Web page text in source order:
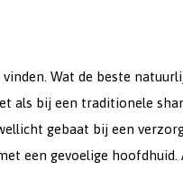
Wat de beste
als bij een traditionele
gebaat bij een
een gevoelige hoofdhuid.